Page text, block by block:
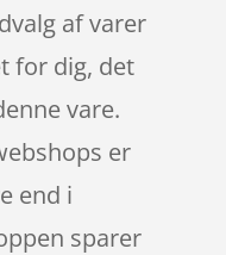
af varer
for dig, det
vare.
er
end i
sparer